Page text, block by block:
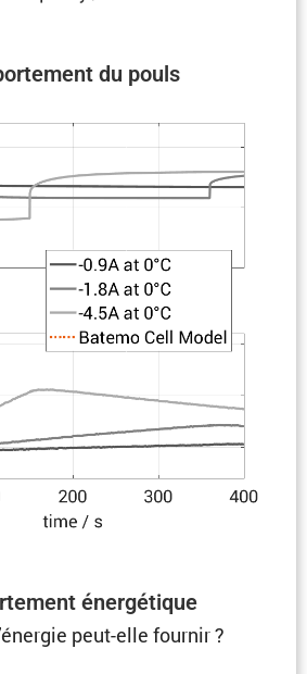
du pouls
énergétique
peut-elle fournir ?